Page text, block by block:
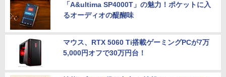
「A&ultima SP4000T」の魅力！ポケットに入
るオーディオの醍醐味
マウス、RTX 5060 Ti搭載ゲーミングPCが7万
5,000円オフで30万円台！